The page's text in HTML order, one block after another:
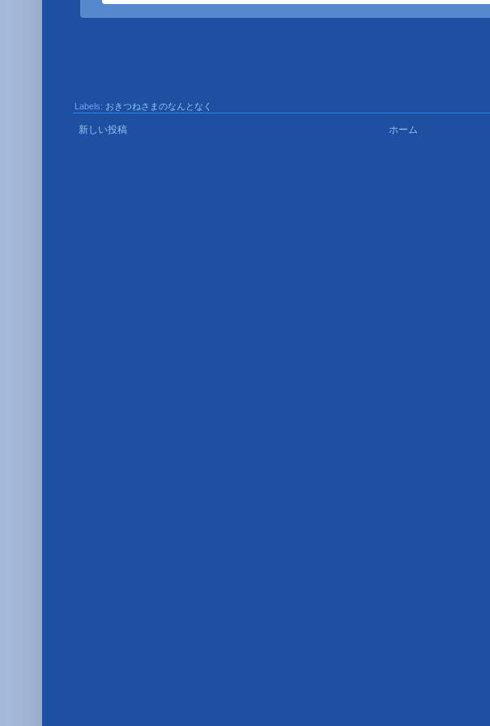
.tabbrowser-tab:not([pinned])
{
  vertical-align: bottom !important;
  height: 30px !important;
Labels: おきつねさまのなんとなく
新しい投稿 ホーム